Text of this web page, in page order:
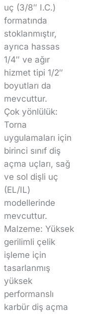
uç (3/8″ I.C.)
formatında
stoklanmıştır,
ayrıca hassas
1/4″ ve ağır
hizmet tipi 1/2″
boyutları da
mevcuttur.
Çok yönlülük:
Torna
uygulamaları için
birinci sınıf diş
açma uçları, sağ
ve sol dişli uç
(EL/IL)
modellerinde
mevcuttur.
Malzeme: Yüksek
gerilimli çelik
işleme için
tasarlanmış
yüksek
performanslı
karbür diş açma